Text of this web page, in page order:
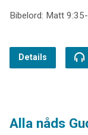
Bibelord: Matt
Details
Alla nåds